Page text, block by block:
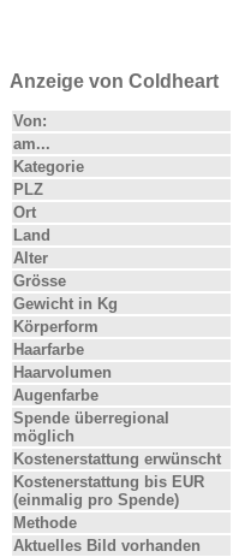
Anzeige von Coldheart
Von:
am...
Kategorie
PLZ
Ort
Land
Alter
Grösse
Gewicht in Kg
Körperform
Haarfarbe
Haarvolumen
Augenfarbe
Spende überregional
möglich
Kostenerstattung erwünscht
Kostenerstattung bis EUR
(einmalig pro Spende)
Methode
Aktuelles Bild vorhanden